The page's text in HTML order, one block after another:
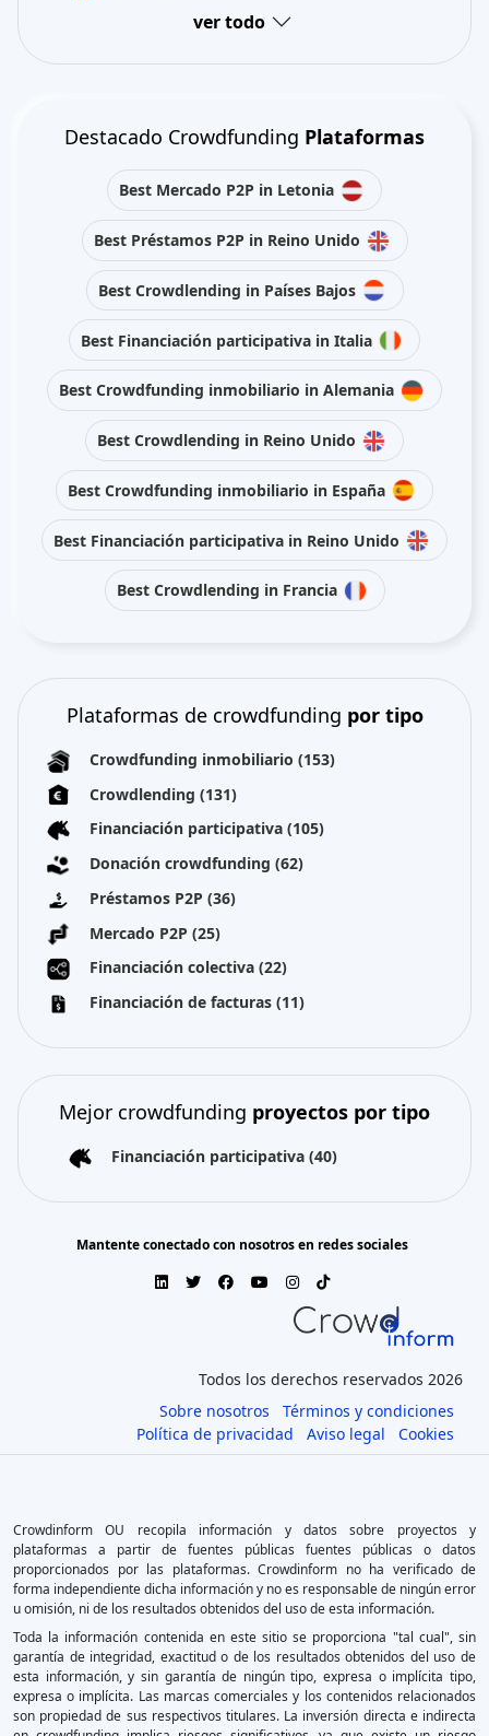
ver todo
Destacado Crowdfunding Plataformas
Best Mercado P2P in Letonia
Best Préstamos P2P in Reino Unido
Best Crowdlending in Países Bajos
Best Financiación participativa in Italia
Best Crowdfunding inmobiliario in Alemania
Best Crowdlending in Reino Unido
Best Crowdfunding inmobiliario in España
Best Financiación participativa in Reino Unido
Best Crowdlending in Francia
Plataformas de crowdfunding por tipo
Crowdfunding inmobiliario (153)
Crowdlending (131)
Financiación participativa (105)
Donación crowdfunding (62)
Préstamos P2P (36)
Mercado P2P (25)
Financiación colectiva (22)
Financiación de facturas (11)
Mejor crowdfunding proyectos por tipo
Financiación participativa (40)
Mantente conectado con nosotros en redes sociales
Todos los derechos reservados 2026
Sobre nosotros
Términos y condiciones
Política de privacidad
Aviso legal Cookies
Crowdinform OU recopila información y datos sobre proyectos y
plataformas a partir de fuentes públicas fuentes públicas o datos
proporcionados por las plataformas. Crowdinform no ha verificado de
forma independiente dicha información y no es responsable de ningún error
u omisión, ni de los resultados obtenidos del uso de esta información.
Toda la información contenida en este sitio se proporciona "tal cual", sin
garantía de integridad, exactitud o de los resultados obtenidos del uso de
esta información, y sin garantía de ningún tipo, expresa o implícita tipo,
expresa o implícita. Las marcas comerciales y los contenidos relacionados
son propiedad de sus respectivos titulares. La inversión directa e indirecta